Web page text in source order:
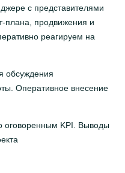
с представителями
плана, продвижения и
реагируем на
обсуждения
Оперативное внесение
оговоренным KPI. Выводы